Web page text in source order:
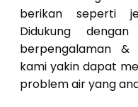
berikan seperti
Didukung
berpengalaman
kami yakin dapat
problem air yang